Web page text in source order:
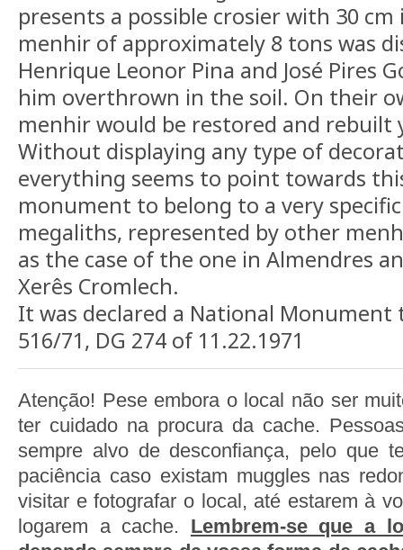
presents a possible crosier with 30
menhir of approximately 8 tons was
Henrique Leonor Pina and José Pires
him overthrown in the soil. On their
menhir would be restored and rebuilt
Without displaying any type of
everything seems to point towards
monument to belong to a very
megaliths, represented by other
as the case of the one in Almendres
Xerês Cromlech.
It was declared a National
516/71, DG 274 of 11.22.1971
Atenção! Pese embora o local não ser
ter cuidado na procura da cache.
sempre alvo de desconfiança, pelo que
paciência caso existam muggles nas
visitar e fotografar o local, até estarem à
logarem a cache. Lembrem-se que a